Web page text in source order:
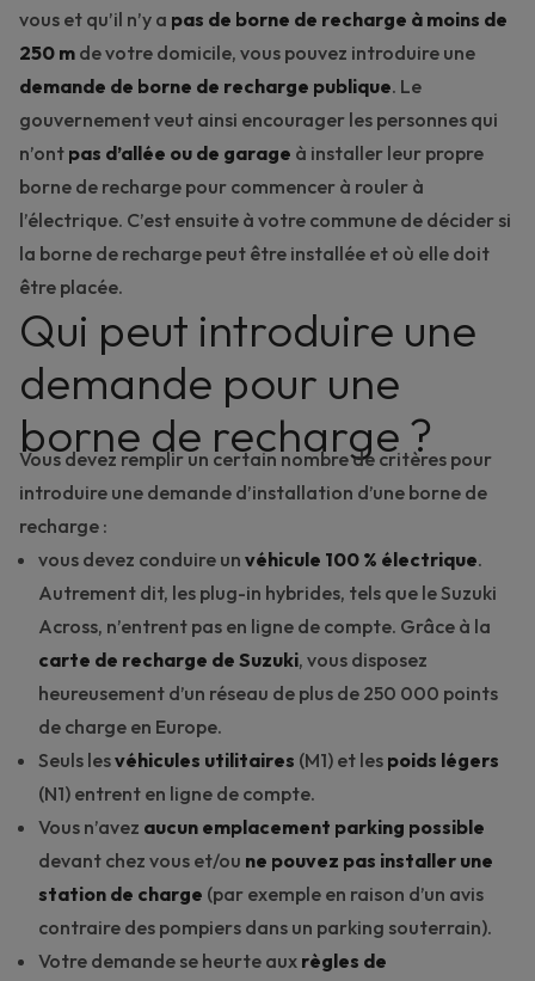
vous et qu’il n’y a pas de borne de recharge à moins de
250 m de votre domicile, vous pouvez introduire une
demande de borne de recharge publique. Le
gouvernement veut ainsi encourager les personnes qui
n’ont pas d’allée ou de garage à installer leur propre
borne de recharge pour commencer à rouler à
l’électrique. C’est ensuite à votre commune de décider si
la borne de recharge peut être installée et où elle doit
être placée.
Qui peut introduire une
demande pour une
borne de recharge ?
Vous devez remplir un certain nombre de critères pour
introduire une demande d’installation d’une borne de
recharge :
vous devez conduire un véhicule 100 % électrique.
Autrement dit, les plug-in hybrides, tels que leSuzuki
Across, n’entrent pas en ligne de compte. Grâce à la
carte de recharge de Suzuki, vous disposez
heureusement d’un réseau de plus de 250 000 points
de charge en Europe.
Seuls lesvéhicules utilitaires (M1) et les poids légers
(N1) entrent en ligne de compte.
Vous n’avez aucun emplacement parking possible
devant chez vous et/ou ne pouvez pas installer une
station de charge (par exemple en raison d’un avis
contraire des pompiers dans un parking souterrain).
Votre demande se heurte aux règles de